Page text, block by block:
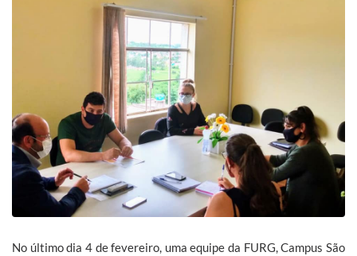
No último dia 4 de fevereiro, uma equipe da FURG, Campus São